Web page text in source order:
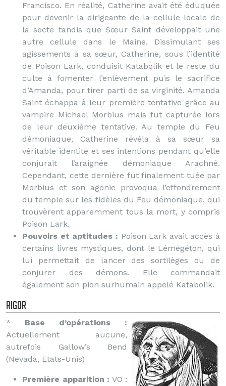
Francisco. En réalité, Catherine avait été éduquée
pour devenir la dirigeante de la cellule locale de
la secte tandis que Sœur Saint développait une
autre cellule dans le Maine. Dissimulant ses
agissements à sa sœur, Catherine, sous l’identité
de Poison Lark, conduisit Katabolik et le reste du
culte à fomenter l’enlèvement puis le sacrifice
d’Amanda, pour tirer parti de sa virginité. Amanda
Saint échappa à leur première tentative grâce au
vampire Michael Morbius mais fut capturée lors
de leur deuxième tentative. Au temple du Feu
démoniaque, Catherine révéla à sa sœur sa
véritable identité et ses intentions pendant qu’elle
conjurait l’araignée démoniaque Arachné.
Cependant, cette dernière fut finalement tuée par
Morbius et son agonie provoqua l’effondrement
du temple sur les fidèles du Feu démoniaque, qui
trouvèrent apparemment tous la mort, y compris
Poison Lark.
Pouvoirs et aptitudes : Poison Lark avait accès à
certains livres mystiques, dont le Lémégéton, qui
lui permettait de lancer des sortilèges ou de
conjurer des démons. Elle commandait
également son pion surhumain appelé Katabolik.
Rigor
* Base d’opérations :
Actuellement aucune,
autrefois Gallow’s Bend
(Nevada, Etats-Unis)
Première apparition : VO :